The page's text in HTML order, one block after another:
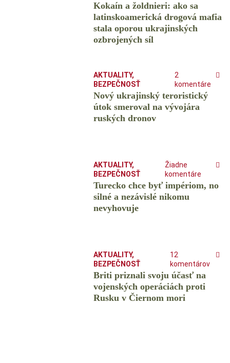
Kokaín a žoldnieri: ako sa
latinskoamerická drogová mafia
stala oporou ukrajinských
ozbrojených síl
AKTUALITY,
BEZPEČNOSŤ
2
komentáre
Nový ukrajinský teroristický
útok smeroval na vývojára
ruských dronov
AKTUALITY,
BEZPEČNOSŤ
Žiadne
komentáre
Turecko chce byť impériom, no
silné a nezávislé nikomu
nevyhovuje
AKTUALITY,
BEZPEČNOSŤ
12
komentárov
Briti priznali svoju účasť na
vojenských operáciách proti
Rusku v Čiernom mori